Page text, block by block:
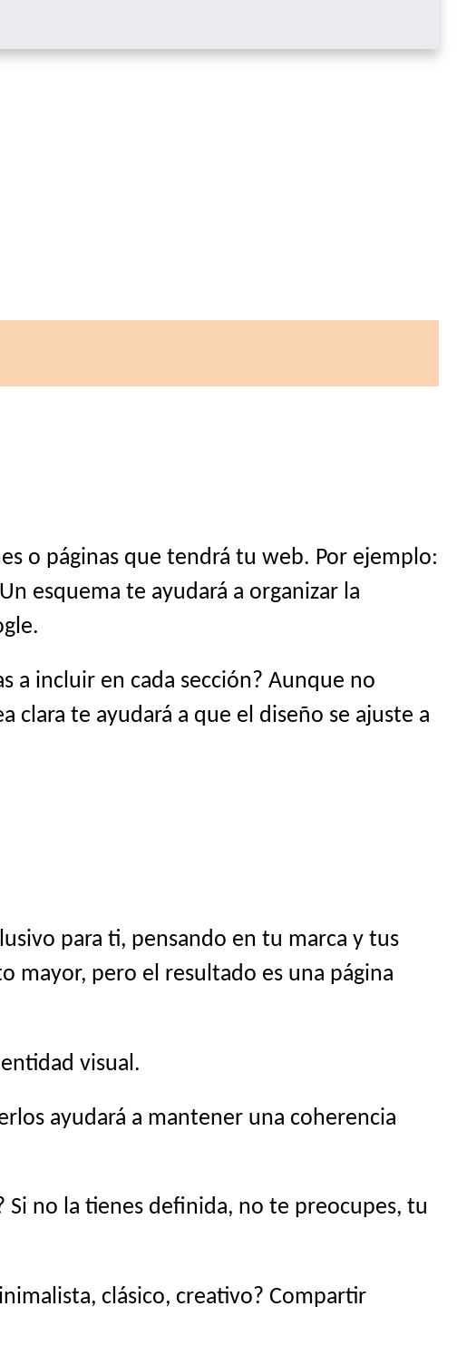
o páginas que tendrá tu web. Por ejemplo:
esquema te ayudará a organizar la
a incluir en cada sección? Aunque no
te ayudará a que el diseño se ajuste a
para ti, pensando en tu marca y tus
mayor, pero el resultado es una página
visual.
ayudará a mantener una coherencia
Si no la tienes definida, no te preocupes, tu
clásico, creativo? Compartir